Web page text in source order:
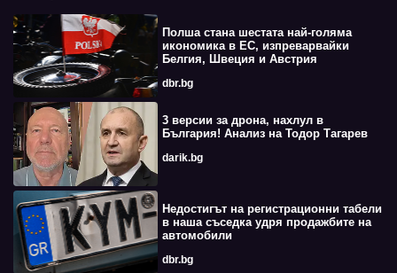
Полша стана шестата най-голяма
икономика в ЕС, изпреварвайки
Белгия, Швеция и Австрия
dbr.bg
3 версии за дрона, нахлул в
България! Анализ на Тодор Тагарев
darik.bg
Недостигът на регистрационни табели
в наша съседка удря продажбите на
автомобили
dbr.bg